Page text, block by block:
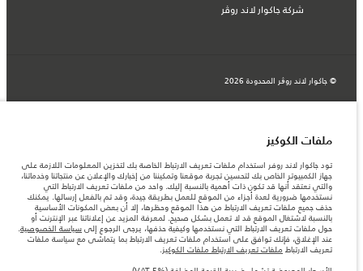
شركة جاكوار لاند روڤر
© جاكوار لاند روڨر المحدودة 2026
المعلومات والمواصفات والأسعار والألوان المذكورة على هذا الموقع قد تختلف من بلد إلى
آخر، كما أنّها قد تتغير بدون إشعار مسبق. الرجاء التواصل مع وكيلنا المحلي للتأكد من توفّرها
والتحقق من الأسعار.
الأرقام المقدمة هي نتيجة لاختبارات المصنع الرسمية وفقاً لتشريعات الاتحاد الأوروبي. قد
يتباين استهلك الوقود الفعلي للمركبة عن ذلك المتحقق في تلك الاختبارات كما أن هذه
الأرقام بغرض المقارنة فحسب.
ملاحظة مهمة حول الصور والمواصفات. إن النقص العالمي في أشباه الموصلات يؤثر حاليًا
في مواصفات تصميم السيارات وتوفر الخيارات وتوقيتات التصاميم. هذا ظرف ديناميكي
للغاية، ونتيجة لذلك، قد لا تمثّل الصور المستخدَمة ضمن موقع الويب حاليًا المواصفات الحالية
بالكامل بالنسبة إلى الميزات والخيارات والحلية ومجموعات الألوان. يرجى استشارة وكيلك الذي
سيتمكّن من تأكيد أي تقييدات حالية معك للسماح لك باتخاذ قرار مدروس
ملفات الكوكيز
تود جاكوار لاند روفر استخدام ملفات تعريف الارتباط الخاصة بك لتخزين المعلومات اللازمة على
جهاز الكمبيوتر الخاص بك لتحسين تجربة موقعنا وتمكيننا من إخبارك والإعلان عن منتجاتنا وخدماتنا،
والتي نعتقد أنها قد تكون ذات أهمية بالنسبة إليك. واحد من ملفات تعريف الارتباط التي
نستخدمها ضرورية لعدة أجزاء من الموقع للعمل بطريقة جيدة، وقد تم بالفعل إرسالها. يمكنك
حذف جميع ملفات تعريف الارتباط من هذا الموقع وحظرها، إلا أن بعض المكونات الأساسية
بالنسبة لاشتغال الموقع قد لا تعمل بشكل صحيح. لمعرفة المزيد عن إعلاناتنا عبر الإنترنت أو
حول ملفات تعريف الارتباط التي نستخدمها وكيفية حذفها، يرجى الرجوع إلى سياسة الخصوصية.
عند الإغلاق، فإنك توافق على استخدام ملفات تعريف الارتباط بما يتماشى مع سياسة ملفات
تعريف الارتباط ملفات تعريف الارتباط ملفات الكوكيز.